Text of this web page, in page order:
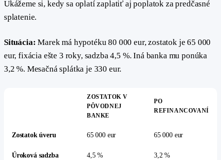
Ukážeme si, kedy sa oplatí zaplatiť aj poplatok za predčasné
splatenie.
Situácia: Marek má hypotéku 80 000 eur, zostatok je 65 000
eur, fixácia ešte 3 roky, sadzba 4,5 %. Iná banka mu ponúka
3,2 %. Mesačná splátka je 330 eur.
ZOSTATOK V
PÔVODNEJ
BANKE
PO
REFINANCOVANÍ
Zostatok úveru 65 000 eur 65 000 eur
Úroková sadzba 4,5 % 3,2 %